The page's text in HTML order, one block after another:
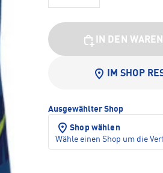
IN DEN
IM SHOP
Ausgewählter Shop
Shop wählen
Wähle einen Shop um die